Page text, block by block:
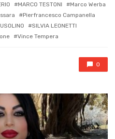
MARCO TESTONI
Marco Werba
Pierfrancesco Campanella
SILVIA LEONETTI
Vince Tempera
0